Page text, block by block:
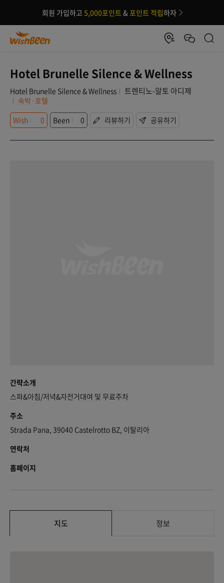
회원 가입하고 5,000포인트 &포인트 적립하자
Hotel Brunelle Silence & Wellness
Hotel Brunelle Silence & Wellness 트렌티노-알토 아디제
숙박·호텔
Wish
0 Been 0 리뷰하기 공유하기
간략소개
스파&아침/저녁&자전거대여 및 무료주차
주소
Strada Pana, 39040 Castelrotto BZ, 이탈리아
연락처
홈페이지
지도 정보